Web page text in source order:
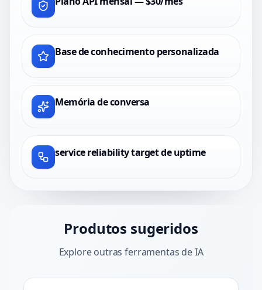
Base de conhecimento personalizada
Memória de conversa
service reliability target de uptime
Produtos sugeridos
Explore outras ferramentas de IA